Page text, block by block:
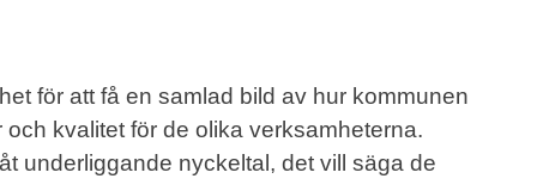
för att få en samlad bild av hur kommunen
kvalitet för de olika verksamheterna.
underliggande nyckeltal, det vill säga de